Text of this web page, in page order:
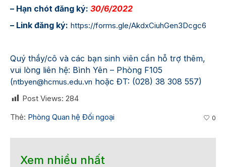
– Hạn chót đăng ký: 30/6/2022
– Link đăng ký: https://forms.gle/AkdxCiuhGen3Dcgc6
Quý thầy/cô và các bạn sinh viên cần hỗ trợ thêm,
vui lòng liên hệ: Bình Yên – Phòng F105
(ntbyen@hcmus.edu.vn hoặc ĐT: (028) 38 308 557)
Post Views: 284
Thẻ: Phòng Quan hệ Đối ngoại 0
Xem nhiều nhất